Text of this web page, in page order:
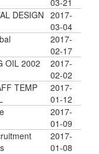
03-21
DESIGN 2017-
03-04
2017-
02-17
OIL 2002
2017-
02-02
TEMP
2017-
01-12
2017-
01-09
2017-
01-08